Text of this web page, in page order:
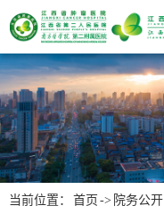
当前位置： 首页 -> 院务公开